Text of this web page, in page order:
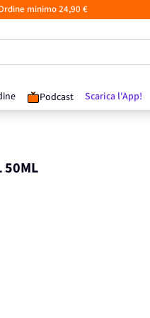
minimo 24,90 €
Podcast Scarica l'App!
50ML